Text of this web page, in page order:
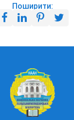
Поширити: